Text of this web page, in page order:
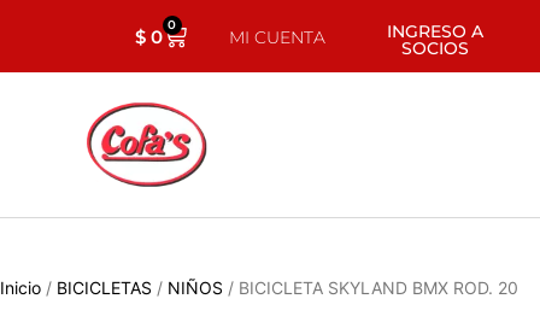
$0 0
MI CUENTA INGRESO A
SOCIOS
Inicio / BICICLETAS / NIÑOS / BICICLETA SKYLAND BMX ROD. 20